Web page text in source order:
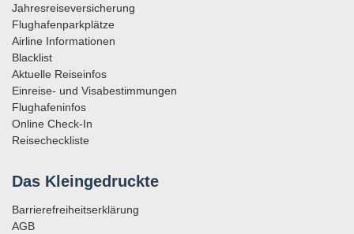
Jahresreiseversicherung
Flughafenparkplätze
Airline Informationen
Blacklist
Aktuelle Reiseinfos
Einreise- und Visabestimmungen
Flughafeninfos
Online Check-In
Reisecheckliste
Das Kleingedruckte
Barrierefreiheitserklärung
AGB